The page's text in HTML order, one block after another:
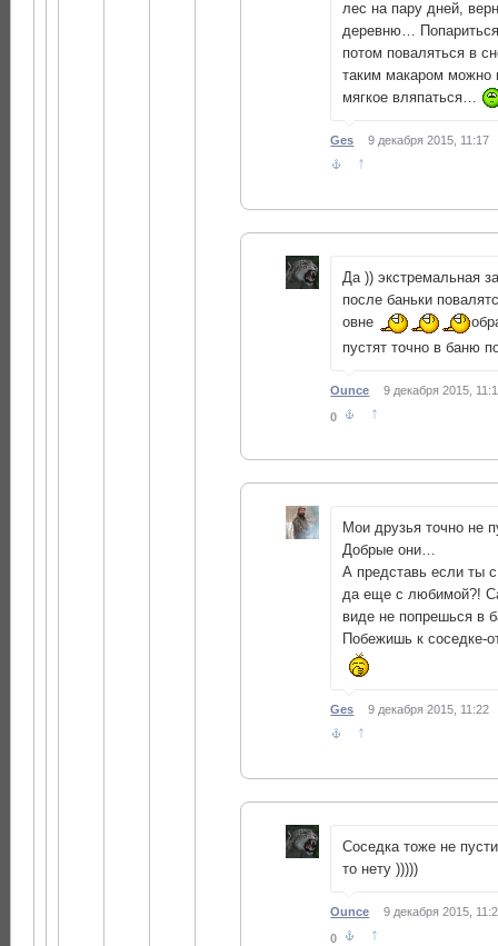
лес на пару дней,
деревню…
потом поваляться в
таким макаром можно
мягкое вляпаться…
Ges 9 декабря 2015, 11:17
↑
Да )) экстремальная
после баньки
овне
пустят точно в баню
Ounce
9 декабря 2015,
0
↑
Мои друзья точно не
Добрые они…
А представь если ты
да еще с любимой?!
виде не попрешься в
Побежишь к соседке-
Ges 9 декабря 2015, 11:22
↑
Соседка тоже не
то нету )))))
Ounce
9 декабря 2015,
0
↑